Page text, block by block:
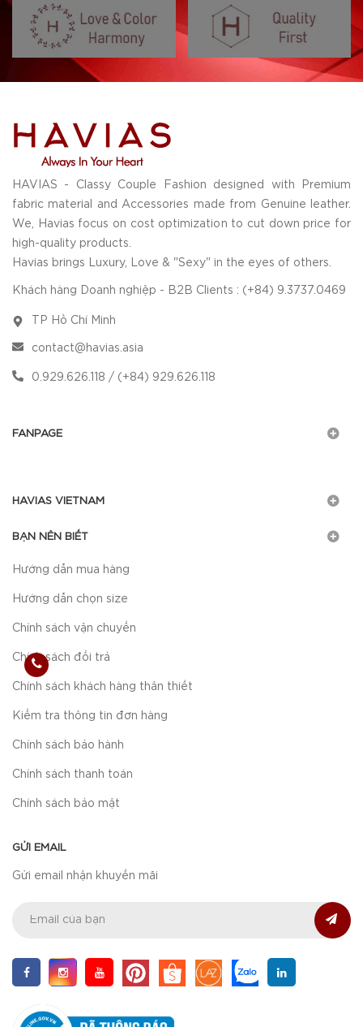
HAVIAS - Classy Couple Fashion designed with Premium
fabric material and Accessories made from Genuine leather.
We, Havias focus on cost optimization to cut down price for
high-quality products.
Havias brings Luxury, Love & "Sexy" in the eyes of others.
Khách hàng Doanh nghiệp - B2B Clients : (+84) 9.3737.0469
TP Hồ Chí Minh
contact@havias.asia
0.929.626.118 / (+84) 929.626.118
FANPAGE
HAVIAS VIETNAM
BẠN NÊN BIẾT
Hướng dẫn mua hàng
Hướng dẫn chọn size
Chính sách vận chuyển
Chính sách đổi trả
Chính sách khách hàng thân thiết
Kiểm tra thông tin đơn hàng
Chính sách bảo hành
Chính sách thanh toán
Chính sách bảo mật
GỬI EMAIL
Gửi email nhận khuyến mãi